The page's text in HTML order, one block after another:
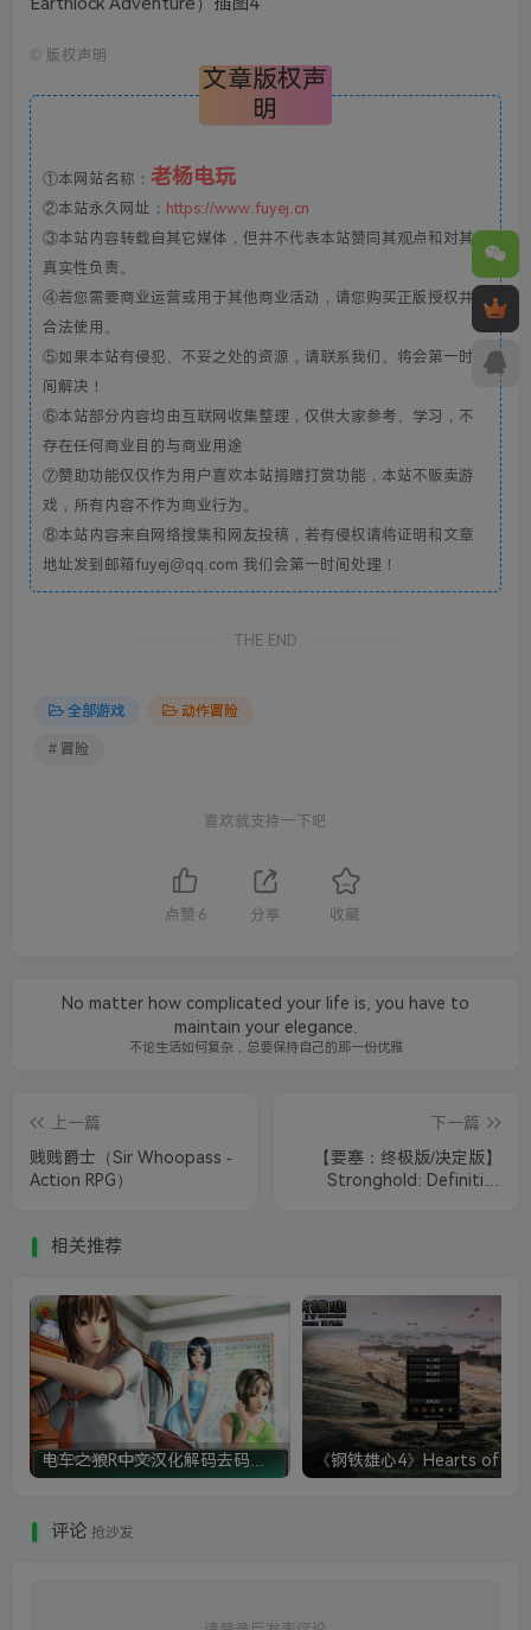
© 版权声明
文章版权声
明
①本网站名称： 老杨电玩
②本站永久网址： https://www.fuyej.cn
③本站内容转载自其它媒体，但并不代表本站赞同其观点和对其
真实性负责。
④若您需要商业运营或用于其他商业活动，请您购买正版授权并
合法使用。
⑤如果本站有侵犯、不妥之处的资源，请联系我们。将会第一时
间解决！
⑥本站部分内容均由互联网收集整理，仅供大家参考、学习，不
存在任何商业目的与商业用途
⑦赞助功能仅仅作为用户喜欢本站捐赠打赏功能，本站不贩卖游
戏，所有内容不作为商业行为。
⑧本站内容来自网络搜集和网友投稿，若有侵权请将证明和文章
地址发到邮箱fuyej@qq.com 我们会第一时间处理！
THE END
全部游戏 动作冒险
# 冒险
喜欢就支持一下吧
点赞 6 分享 收藏
No matter how complicated your life is, you have to
maintain your elegance.
不论生活如何复杂，总要保持自己的那一份优雅
上一篇
贱贱爵士（Sir Whoopass -
Action RPG）
下一篇
【要塞：终极版/决定版】
Stronghold: Definitive
相关推荐
评论 抢沙发